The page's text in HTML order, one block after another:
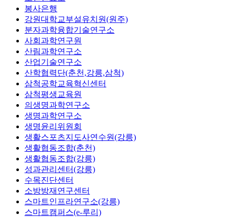
봉사은행
강원대학교부설유치원(원주)
분자과학융합기술연구소
사회과학연구원
산림과학연구소
산업기술연구소
산학협력단(춘천,강릉,삼척)
삼척공학교육혁신센터
삼척평생교육원
의생명과학연구소
생명과학연구소
생명윤리위원회
생활스포츠지도사연수원(강릉)
생활협동조합(춘천)
생활협동조합(강릉)
성과관리센터(강릉)
수목진단센터
소방방재연구센터
스마트인프라연구소(강릉)
스마트캠퍼스(e-루리)